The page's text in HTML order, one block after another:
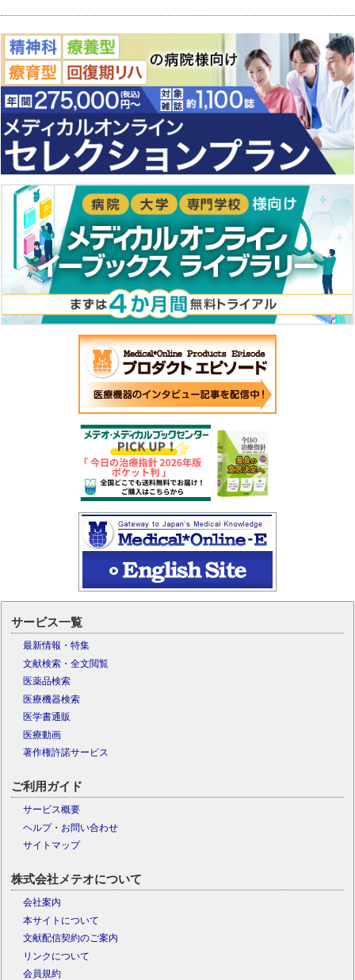
サービス一覧
最新情報・特集
文献検索・全文閲覧
医薬品検索
医療機器検索
医学書通販
医療動画
著作権許諾サービス
ご利用ガイド
サービス概要
ヘルプ・お問い合わせ
サイトマップ
株式会社メテオについて
会社案内
本サイトについて
文献配信契約のご案内
リンクについて
会員規約